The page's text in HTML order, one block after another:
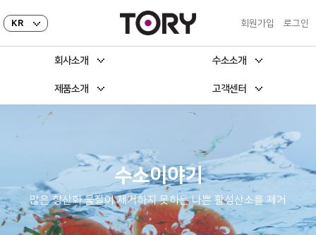
회사소개 수소소개
제품소개 고객센터
회원가입 로그인
KR
수소이야기
많은 항산화 물질이 제거하지 못하는 나쁜 활성산소를 제거